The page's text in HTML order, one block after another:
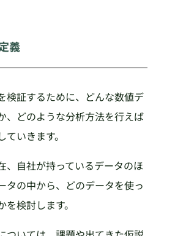
義
検証するために、どんな数値デ
、どのような分析方法を行えば
いきます。
、自社が持っているデータのほ
タの中から、どのデータを使っ
検討します。